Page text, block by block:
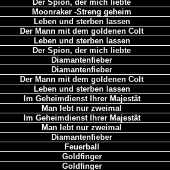
Der Spion, der mich liebte
Moonraker -Streng geheim
Leben und sterben lassen
Der Mann mit dem goldenen Colt
Leben und sterben lassen
Der Spion, der mich liebte
Diamantenfieber
Diamantenfieber
Der Mann mit dem goldenen Colt
Leben und sterben lassen
Im Geheimdienst Ihrer Majestät
Man lebt nur zweimal
Im Geheimdienst Ihrer Majestät
Man lebt nur zweimal
Diamantenfieber
Feuerball
Goldfinger
Goldfinger